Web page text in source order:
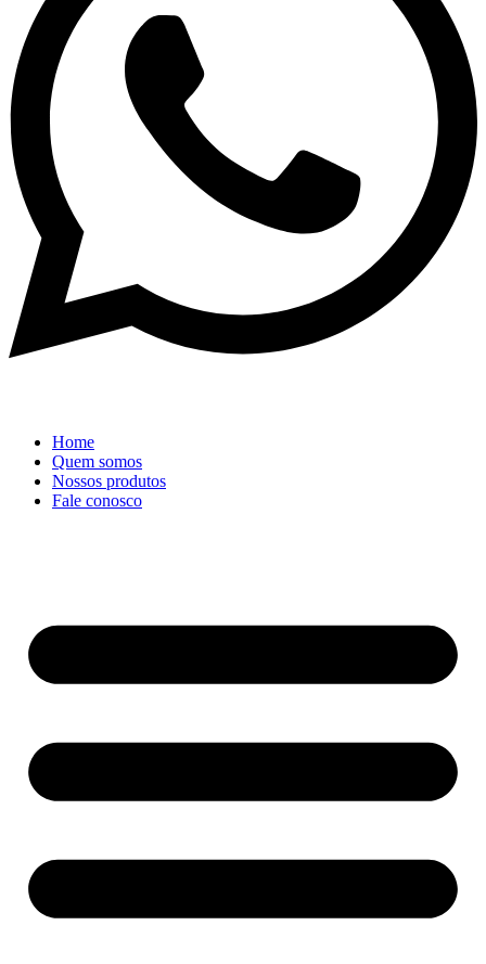
Home
Quem somos
Nossos produtos
Fale conosco